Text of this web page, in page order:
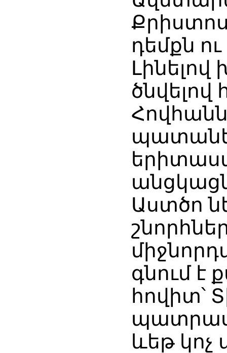
դեմքն
ծնվելով
Աստծո
գնում է
հովիտ՝
ևեթ կոչ